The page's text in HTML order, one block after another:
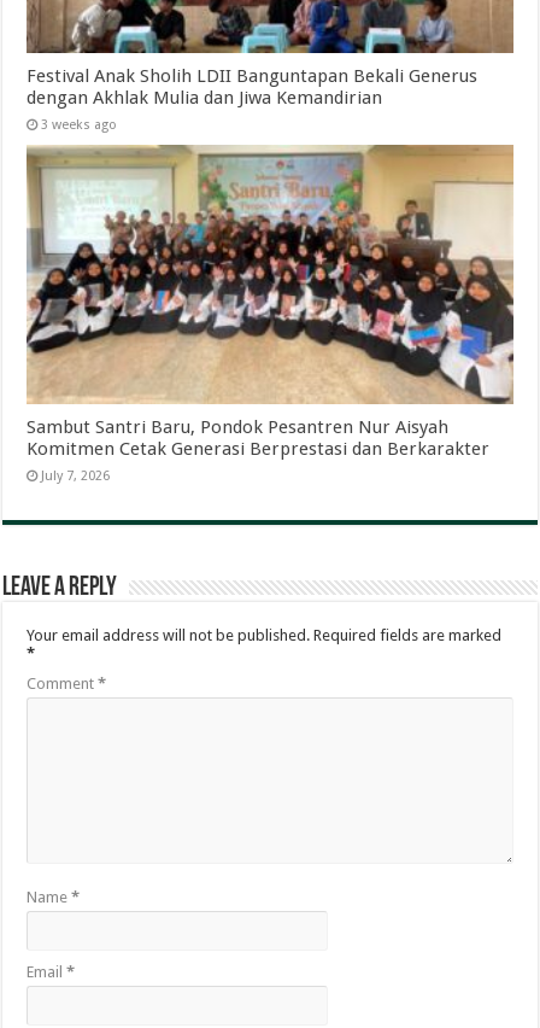
Festival Anak Sholih LDII Banguntapan Bekali Generus
dengan Akhlak Mulia dan Jiwa Kemandirian
3 weeks ago
Sambut Santri Baru, Pondok Pesantren Nur Aisyah
Komitmen Cetak Generasi Berprestasi dan Berkarakter
July 7, 2026
Leave a Reply
Your email address will not be published. Required fields are marked
*
Comment*
Name*
Email*